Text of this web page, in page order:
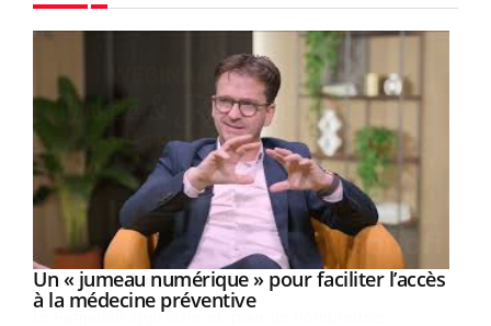
Youtube
Un « jumeau numérique » pour faciliter l’accès
à la médecine préventiveYoutube